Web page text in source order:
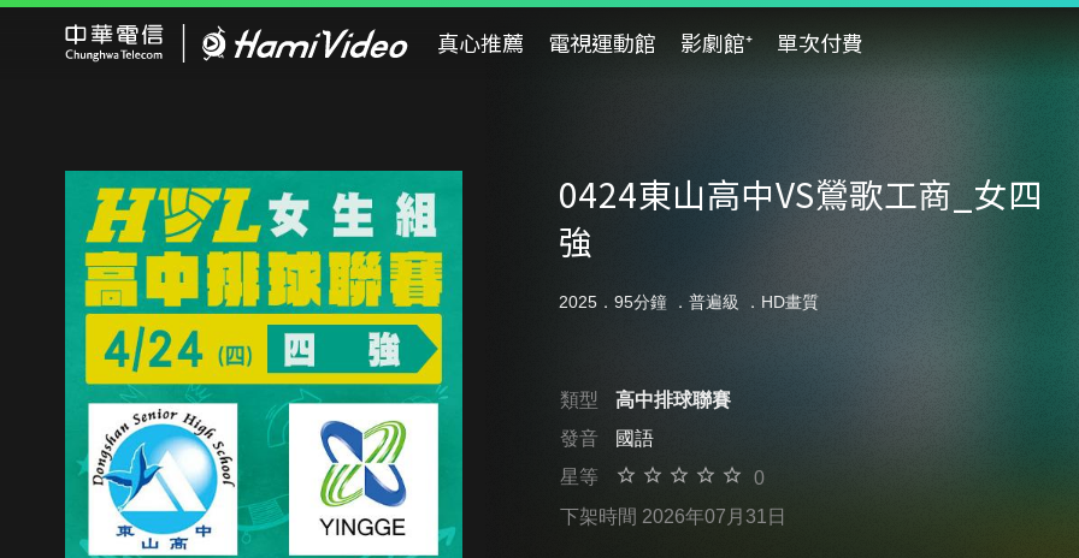
真心推薦 電視運動館 影劇館⁺ 單次付費
0424東山高中VS鶯歌工商_女四
強
2025．95分鐘 ． 普遍級 ．HD畫質
類型
高中排球聯賽
發音
國語
星等
0
下架時間 2026年07月31日